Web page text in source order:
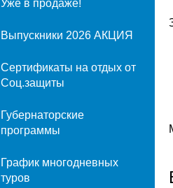
Уже в продаже!
Выпускники 2026 АКЦИЯ
Сертификаты на отдых от
Соц.защиты
Губернаторские
программы
График многодневных
туров